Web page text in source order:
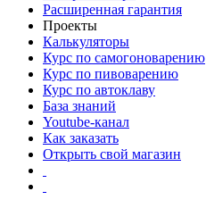
Расширенная гарантия
Проекты
Калькуляторы
Курс по самогоноварению
Курс по пивоварению
Курс по автоклаву
База знаний
Youtube-канал
Как заказать
Открыть свой магазин